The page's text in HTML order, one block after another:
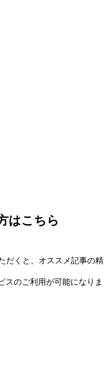
はこちら
だくと、オススメ記事の精
スのご利用が可能になりま